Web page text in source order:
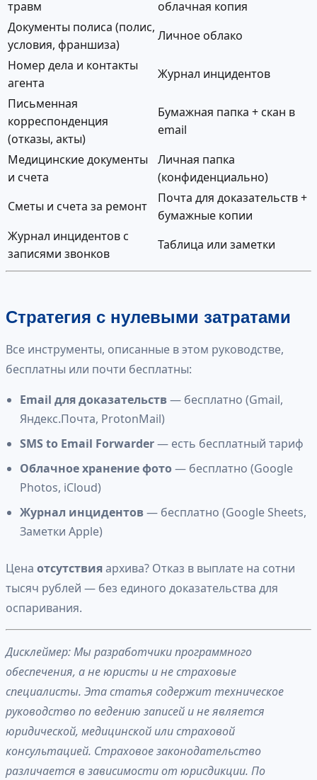
травм
облачная копия
Документы полиса (полис,
условия, франшиза)
Личное облако
Номер дела и контакты
агента
Журнал инцидентов
Письменная
корреспонденция
(отказы, акты)
Бумажная папка + скан в
email
Медицинские документы
и счета
Личная папка
(конфиденциально)
Сметы и счета за ремонт
Почта для доказательств +
бумажные копии
Журнал инцидентов с
записями звонков
Таблица или заметки
Стратегия с нулевыми затратами
Все инструменты, описанные в этом руководстве,
бесплатны или почти бесплатны:
Email для доказательств— бесплатно (Gmail,
Яндекс.Почта, ProtonMail)
SMS to Email Forwarder— есть бесплатный тариф
Облачное хранение фото— бесплатно (Google
Photos, iCloud)
Журнал инцидентов— бесплатно (Google Sheets,
Заметки Apple)
Цена отсутствияархива? Отказ в выплате на сотни
тысяч рублей — без единого доказательства для
оспаривания.
Дисклеймер: Мы разработчики программного
обеспечения, а не юристы и не страховые
специалисты. Эта статья содержит техническое
руководство по ведению записей и не является
юридической, медицинской или страховой
консультацией. Страховое законодательство
различается в зависимости от юрисдикции. По